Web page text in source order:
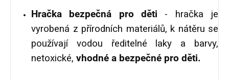
Hračka bezpečná pro děti - hračka je
vyrobená z přírodních materiálů, k nátěru se
používají vodou ředitelné laky a barvy,
netoxické, vhodné a bezpečné pro děti.